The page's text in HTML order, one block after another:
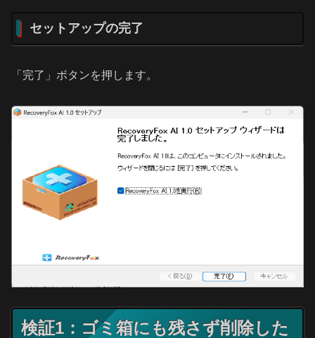
セットアップの完了
「完了」ボタンを押します。
検証1：ゴミ箱にも残さず削除した